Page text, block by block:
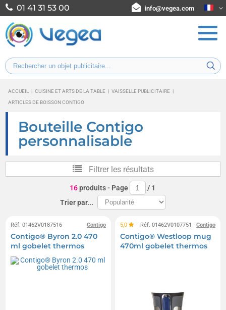
01 41 31 53 00 info@vegea.com
ACCUEIL | CUISINE ET ARTS DE LA TABLE | VAISSELLE PUBLICITAIRE |
ARTICLES DE BOISSON CONTIGO
Bouteille Contigo
personnalisable
Filtrer les résultats
16produits- Page / 1
Trier par...
Contigo
Réf. 01462V0187516
Contigo® Byron 2.0 470
ml gobelet thermos
Contigo
5,0 Réf. 01462V0107751
Contigo® Westloop mug
470ml gobelet thermos